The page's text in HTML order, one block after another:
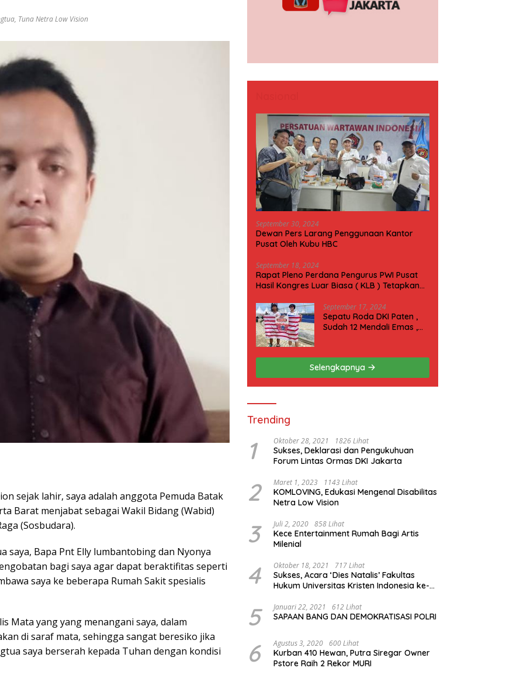
, Tuna Netra Low Vision
sejak lahir, saya adalah anggota Pemuda Batak
Barat menjabat sebagai Wakil Bidang (Wabid)
(Sosbudara).
saya, Bapa Pnt Elly lumbantobing dan Nyonya
bagi saya agar dapat beraktifitas seperti
saya ke beberapa Rumah Sakit spesialis
Mata yang yang menangani saya, dalam
di saraf mata, sehingga sangat beresiko jika
saya berserah kepada Tuhan dengan kondisi
September 30, 2024
Dewan Pers Larang Penggunaan Kantor
Pusat Oleh Kubu HBC
September 18, 2024
Rapat Pleno Perdana Pengurus PWI Pusat
Hasil Kongres Luar Biasa ( KLB ) Tetapkan
September 17, 2024
Sepatu Roda DKI Paten ,
Sudah 12 Mendali Emas ,
Selengkapnya
Trending
1 Oktober 28, 2021 1826 Lihat
Sukses, Deklarasi dan Pengukuhuan
Forum Lintas Ormas DKI Jakarta
2 Maret 1, 2023 1143 Lihat
KOMLOVING, Edukasi Mengenal Disabilitas
Netra Low Vision
3 Juli 2, 2020 858 Lihat
Kece Entertainment Rumah Bagi Artis
Milenial
4 Oktober 18, 2021 717 Lihat
Sukses, Acara ‘Dies Natalis’ Fakultas
Hukum Universitas Kristen Indonesia ke-
5 Januari 22, 2021 612 Lihat
SAPAAN BANG DAN DEMOKRATISASI POLRI
6 Agustus 3, 2020 600 Lihat
Kurban 410 Hewan, Putra Siregar Owner
Pstore Raih 2 Rekor MURI